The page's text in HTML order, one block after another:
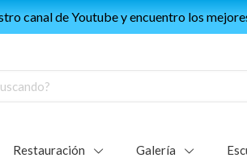
de nuestra comunidad mundial de vitralistas:
Restauración Galería